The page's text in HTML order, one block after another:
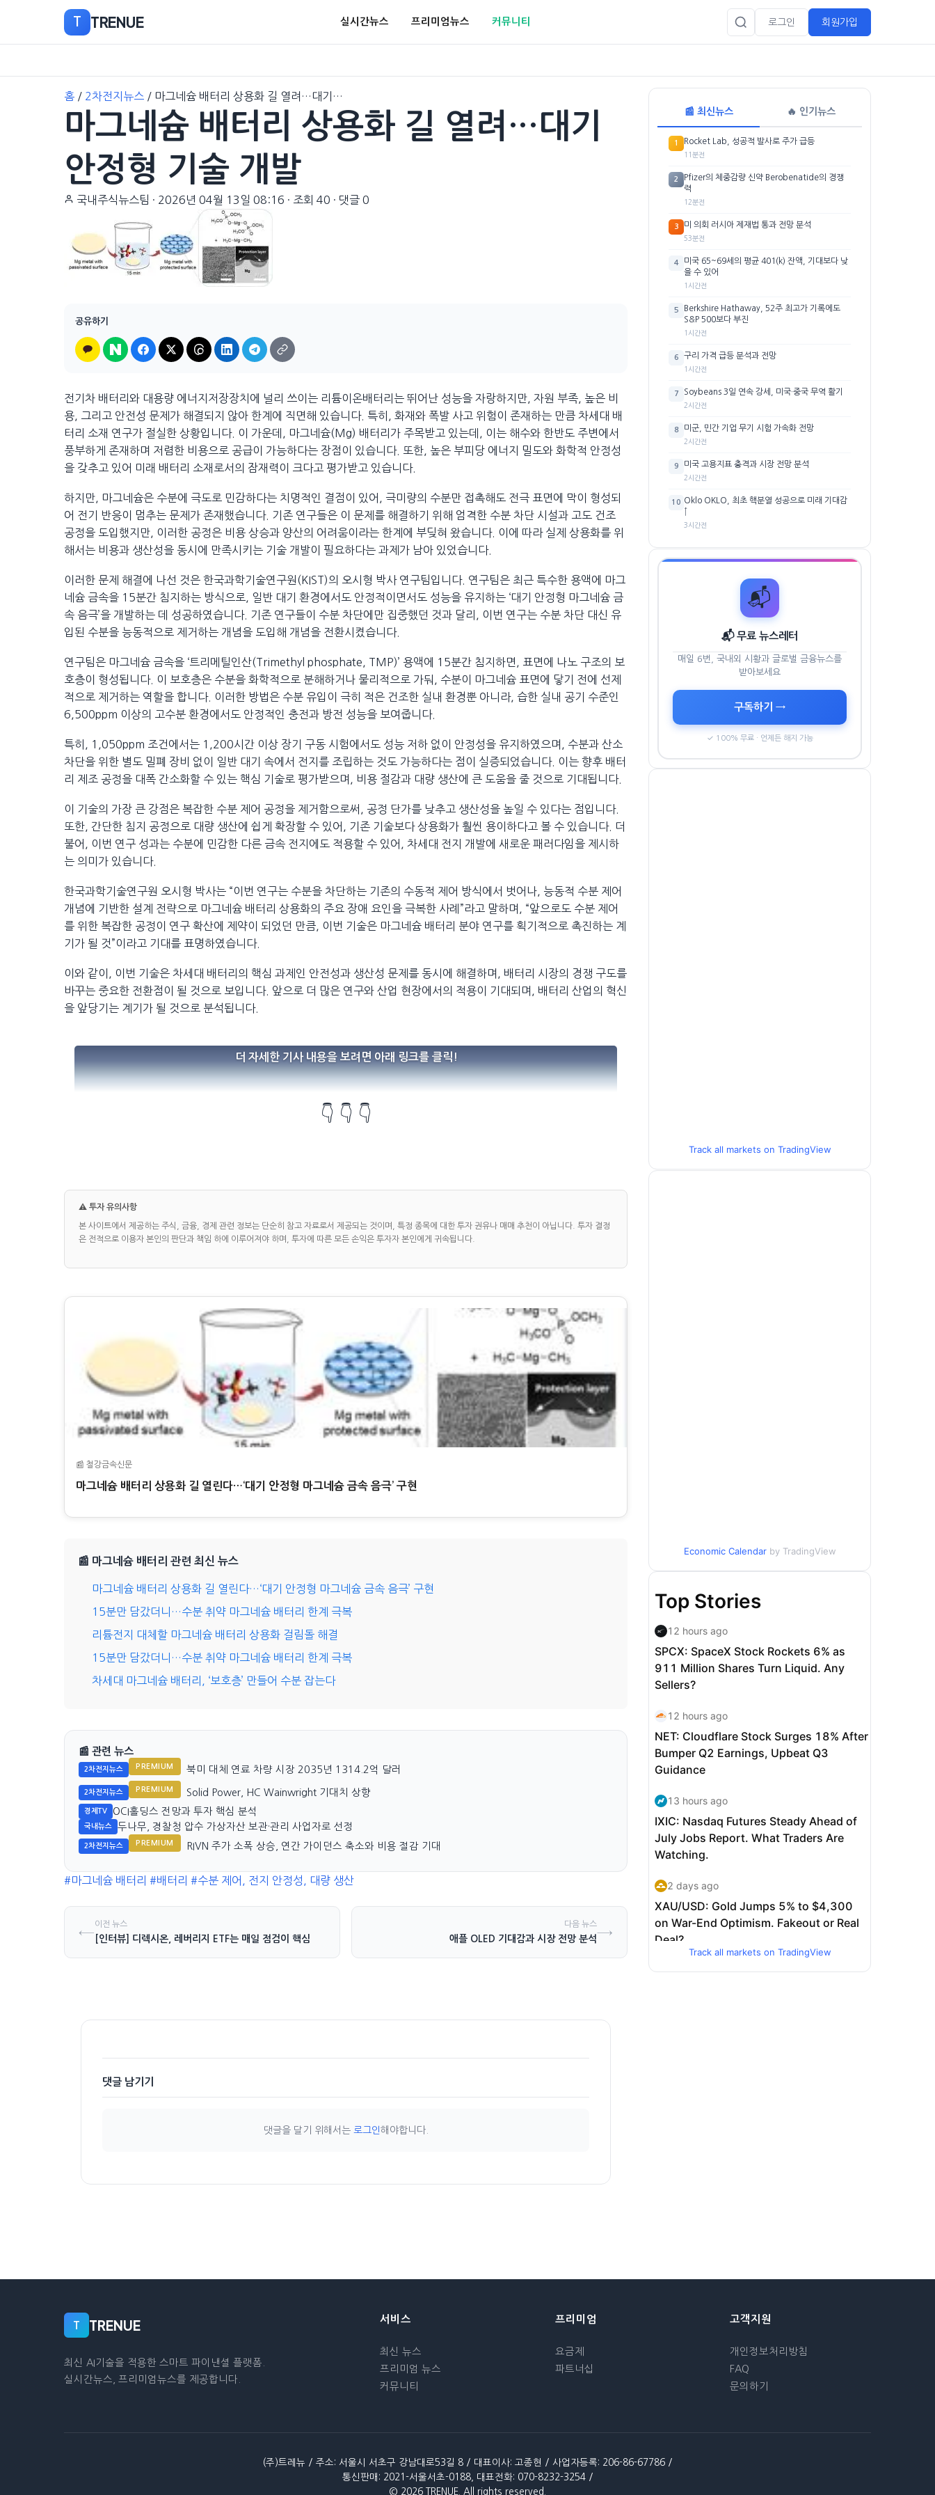
T TRENUE 실시간뉴스 프리미엄뉴스 커뮤니티 로그인 회원가입
홈 / 2차전지뉴스 / 마그네슘 배터리 상용화 길 열려…대기…
마그네슘 배터리 상용화 길 열려…대기
안정형 기술 개발
국내주식뉴스팀 · 2026년 04월 13일 08:16 · 조회 40 · 댓글 0
공유하기
전기차 배터리와 대용량 에너지저장장치에 널리 쓰이는 리튬이온배터리는 뛰어난 성능을 자랑하지만, 자원 부족, 높은 비
용, 그리고 안전성 문제가 해결되지 않아 한계에 직면해 있습니다. 특히, 화재와 폭발 사고 위험이 존재하는 만큼 차세대 배
터리 소재 연구가 절실한 상황입니다. 이 가운데, 마그네슘(Mg) 배터리가 주목받고 있는데, 이는 해수와 한반도 주변에서
풍부하게 존재하며 저렴한 비용으로 공급이 가능하다는 장점이 있습니다. 또한, 높은 부피당 에너지 밀도와 화학적 안정성
을 갖추고 있어 미래 배터리 소재로서의 잠재력이 크다고 평가받고 있습니다.
하지만, 마그네슘은 수분에 극도로 민감하다는 치명적인 결점이 있어, 극미량의 수분만 접촉해도 전극 표면에 막이 형성되
어 전기 반응이 멈추는 문제가 존재했습니다. 기존 연구들은 이 문제를 해결하기 위해 엄격한 수분 차단 시설과 고도 건조
공정을 도입했지만, 이러한 공정은 비용 상승과 양산의 어려움이라는 한계에 부딪혀 왔습니다. 이에 따라 실제 상용화를 위
해서는 비용과 생산성을 동시에 만족시키는 기술 개발이 필요하다는 과제가 남아 있었습니다.
이러한 문제 해결에 나선 것은 한국과학기술연구원(KIST)의 오시형 박사 연구팀입니다. 연구팀은 최근 특수한 용액에 마그
네슘 금속을 15분간 침지하는 방식으로, 일반 대기 환경에서도 안정적이면서도 성능을 유지하는 ‘대기 안정형 마그네슘 금
속 음극’을 개발하는 데 성공하였습니다. 기존 연구들이 수분 차단에만 집중했던 것과 달리, 이번 연구는 수분 차단 대신 유
입된 수분을 능동적으로 제거하는 개념을 도입해 개념을 전환시켰습니다.
연구팀은 마그네슘 금속을 ‘트리메틸인산(Trimethyl phosphate, TMP)’ 용액에 15분간 침지하면, 표면에 나노 구조의 보
호층이 형성됩니다. 이 보호층은 수분을 화학적으로 분해하거나 물리적으로 가둬, 수분이 마그네슘 표면에 닿기 전에 선제
적으로 제거하는 역할을 합니다. 이러한 방법은 수분 유입이 극히 적은 건조한 실내 환경뿐 아니라, 습한 실내 공기 수준인
6,500ppm 이상의 고수분 환경에서도 안정적인 충전과 방전 성능을 보여줍니다.
특히, 1,050ppm 조건에서는 1,200시간 이상 장기 구동 시험에서도 성능 저하 없이 안정성을 유지하였으며, 수분과 산소
차단을 위한 별도 밀폐 장비 없이 일반 대기 속에서 전지를 조립하는 것도 가능하다는 점이 실증되었습니다. 이는 향후 배터
리 제조 공정을 대폭 간소화할 수 있는 핵심 기술로 평가받으며, 비용 절감과 대량 생산에 큰 도움을 줄 것으로 기대됩니다.
이 기술의 가장 큰 강점은 복잡한 수분 제어 공정을 제거함으로써, 공정 단가를 낮추고 생산성을 높일 수 있다는 점입니다.
또한, 간단한 침지 공정으로 대량 생산에 쉽게 확장할 수 있어, 기존 기술보다 상용화가 훨씬 용이하다고 볼 수 있습니다. 더
불어, 이번 연구 성과는 수분에 민감한 다른 금속 전지에도 적용할 수 있어, 차세대 전지 개발에 새로운 패러다임을 제시하
는 의미가 있습니다.
한국과학기술연구원 오시형 박사는 “이번 연구는 수분을 차단하는 기존의 수동적 제어 방식에서 벗어나, 능동적 수분 제어
개념에 기반한 설계 전략으로 마그네슘 배터리 상용화의 주요 장애 요인을 극복한 사례”라고 말하며, “앞으로도 수분 제어
를 위한 복잡한 공정이 연구 확산에 제약이 되었던 만큼, 이번 기술은 마그네슘 배터리 분야 연구를 획기적으로 촉진하는 계
기가 될 것”이라고 기대를 표명하였습니다.
이와 같이, 이번 기술은 차세대 배터리의 핵심 과제인 안전성과 생산성 문제를 동시에 해결하며, 배터리 시장의 경쟁 구도를
바꾸는 중요한 전환점이 될 것으로 보입니다. 앞으로 더 많은 연구와 산업 현장에서의 적용이 기대되며, 배터리 산업의 혁신
을 앞당기는 계기가 될 것으로 분석됩니다.
더 자세한 기사 내용을 보려면 아래 링크를 클릭!
👇 👇 👇
⚠️ 투자 유의사항
본 사이트에서 제공하는 주식, 금융, 경제 관련 정보는 단순히 참고 자료로서 제공되는 것이며, 특정 종목에 대한 투자 권유나 매매 추천이 아닙니다. 투자 결정
은 전적으로 이용자 본인의 판단과 책임 하에 이루어져야 하며, 투자에 따른 모든 손익은 투자자 본인에게 귀속됩니다.
📰 철강금속신문
마그네슘 배터리 상용화 길 열린다…‘대기 안정형 마그네슘 금속 음극’ 구현
📰 마그네슘 배터리 관련 최신 뉴스
마그네슘 배터리 상용화 길 열린다…‘대기 안정형 마그네슘 금속 음극’ 구현
15분만 담갔더니…수분 취약 마그네슘 배터리 한계 극복
리튬전지 대체할 마그네슘 배터리 상용화 걸림돌 해결
15분만 담갔더니…수분 취약 마그네슘 배터리 한계 극복
차세대 마그네슘 배터리, ‘보호층’ 만들어 수분 잡는다
📰 관련 뉴스
2차전지뉴스 PREMIUM 북미 대체 연료 차량 시장 2035년 1314.2억 달러
2차전지뉴스 PREMIUM Solid Power, HC Wainwright 기대치 상향
경제TV OCI홀딩스 전망과 투자 핵심 분석
국내뉴스 두나무, 경찰청 압수 가상자산 보관·관리 사업자로 선정
2차전지뉴스 PREMIUM RIVN 주가 소폭 상승, 연간 가이던스 축소와 비용 절감 기대
#마그네슘 배터리 #배터리 #수분 제어, 전지 안정성, 대량 생산
←이전 뉴스
[인터뷰] 디렉시온, 레버리지 ETF는 매일 점검이 핵심
다음 뉴스
애플 OLED 기대감과 시장 전망 분석→
댓글 남기기
댓글을 달기 위해서는 로그인해야합니다.
📰 최신뉴스 🔥 인기뉴스
1 Rocket Lab, 성공적 발사로 주가 급등
11분전
2
Pfizer의 체중감량 신약 Berobenatide의 경쟁
력
12분전
3 미 의회 러시아 제재법 통과 전망 분석
53분전
4
미국 65~69세의 평균 401(k) 잔액, 기대보다 낮
을 수 있어
1시간전
5
Berkshire Hathaway, 52주 최고가 기록에도
S&P 500보다 부진
1시간전
6 구리 가격 급등 분석과 전망
1시간전
7 Soybeans 3일 연속 강세, 미국·중국 무역 활기
2시간전
8 미군, 민간 기업 무기 시험 가속화 전망
2시간전
9 미국 고용지표 충격과 시장 전망 분석
2시간전
10 Oklo OKLO, 최초 핵분열 성공으로 미래 기대감
↑
3시간전
📬
📬 무료 뉴스레터
매일 6번, 국내외 시황과 글로벌 금융뉴스를
받아보세요
구독하기 →
✓ 100% 무료 · 언제든 해지 가능
Track all markets on TradingView
Economic Calendar by TradingView
Track all markets on TradingView
T TRENUE
최신 AI기술을 적용한 스마트 파이낸셜 플랫폼.
실시간뉴스, 프리미엄뉴스를 제공합니다.
서비스
최신 뉴스
프리미엄 뉴스
커뮤니티
프리미엄
요금제
파트너십
고객지원
개인정보처리방침
FAQ
문의하기
(주)트레뉴 / 주소: 서울시 서초구 강남대로53길 8 / 대표이사: 고종현 / 사업자등록: 206-86-67786 /
통신판매: 2021-서울서초-0188, 대표전화: 070-8232-3254 /
© 2026 TRENUE. All rights reserved.